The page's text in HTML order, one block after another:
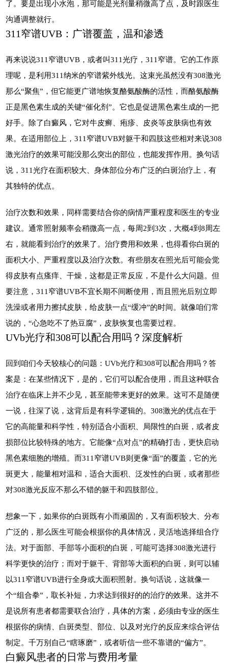
了。要是出现小水泡，那可能是光剂量稍微高了点，及时跟医生
沟通调整就行。
311窄谱UVB：广谱覆盖，温和渗透
再来说说311窄谱UVB，或者叫311光疗，311窄谱。它的工作原
理呢，是利用311纳米的窄谱紫外线光。这束光虽然没有308激光
那么“聚焦”，但它能更广谱地恢复酪氨酸酶的活性，而酪氨酸酶
正是黑色素生成的关键“催化剂”。它也是促进黑色素生成的一把
好手。除了白癜风，它对牛皮癣、疱疹、皮炎等皮肤病也有效
果。在适用部位上，311窄谱UVB对躯干和四肢这些相对来说308
激光治疗的效果可能没那么突出的部位，也能发挥作用。换句话
说，311光疗在面积较大、身体部位分布广泛的白斑治疗上，有
其独特的优点。
治疗次数和效果，同样需要结合你的病情严重程度和医生的专业
建议。通常照射频率会稍微高一点，每周2到3次，大概4到8周左
右，就能看到治疗的效果了。治疗费用和效果，也得看你白斑的
面积大小、严重程度以及治疗次数。有些朋友在照光后可能会觉
得皮肤有点瘙痒、干燥，这都是正常反应，不是什么大问题。但
要注意，311窄谱UVB不宜长期不间断使用，而且照光后别立即
洗澡或者用力擦拭皮肤，给皮肤一点“缓冲”的时间。就像咱们常
说的，“心急吃不了热豆腐”，皮肤恢复也需要过程。
UVb光疗和308可以配合用吗？深度解析
回到咱们今天较核心的问题：UVb光疗和308可以配合用吗？答
案是：在某些情况下，是的，它们可以配合使用，而且这种联合
治疗在临床上并不少见，甚至能带来更好的效果。这可不是随便
一说，往深了说，这背后是有科学逻辑的。308激光的优点在于
它的高能量和科学性，特别适合小面积、局限性的白斑，或者皮
损部位比较特殊的地方。它能像“点对点”的精确打击，更快启动
黑色素细胞的增殖。而311窄谱UVB则更像“面”的覆盖，它的光
斑更大，能量相对温和，适合大面积、泛发性的白斑，或者那些
对308激光反应不那么不错的躯干和四肢部位。
想象一下，如果你的白斑既有小而顽固的，又有面积较大、分布
广泛的，那么医生可能会根据你的具体情况，灵活地选择组合疗
法。对于面部、手部等小面积的白斑，可能可选择308激光进行
科学更快的治疗；而对于躯干、背部等大面积的白斑，则可以辅
以311窄谱UVB进行全身或大面积照射。换句话说，这就像一
个“组合拳”，取长补短，力求达到很好的的治疗的效果。这并不
是说所有患者都需要联合治疗，具体的方案，必须由专业的医生
根据你的病情、白斑类型、部位、以及对光疗的反应来综合评估
制定。千万别自己“瞎琢磨”，或者听信一些不靠谱的“偏方”。
白癜风患者的日常与费用考量